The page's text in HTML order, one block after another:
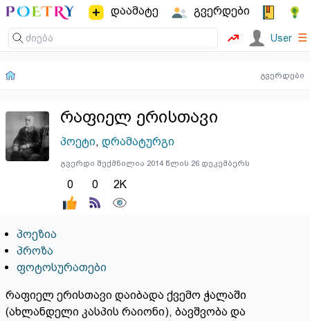
დაამატე გვერდები
User ☰
გვერდები
რაფიელ ერისთავი
პოეტი, დრამატურგი
გვერდი შექმნილია 2014 წლის 26 დეკემბერს
0 0 2K
პოეზია
პროზა
ფოტოსურათები
რაფიელ ერისთავი დაიბადა ქვემო ჭალაში
(ახლანდელი კასპის რაიონი), ბავშვობა და